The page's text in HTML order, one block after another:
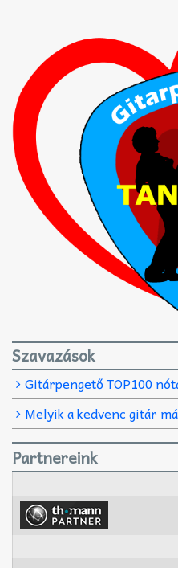
Szavazások
Gitárpengető TOP100
Melyik a kedvenc gitár
Partnereink